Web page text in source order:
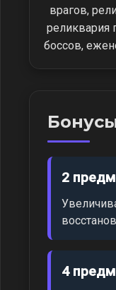
врагов,
реликвария
боссов,
2
4